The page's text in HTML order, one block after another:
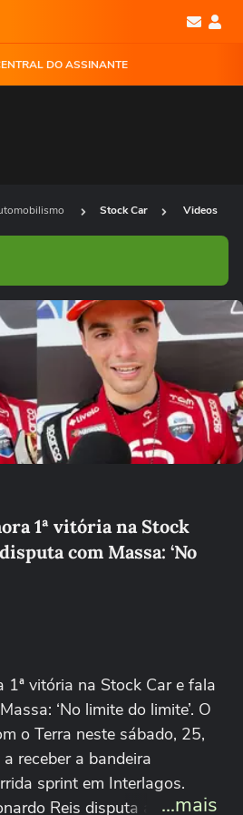
DO ASSINANTE
Stock Car Videos
reproduzir o vídeo
novamente
1ª vitória na Stock
com Massa: ‘No
1ª vitória na Stock Car e fala
‘No limite do limite’. O
o Terra neste sábado, 25,
receber a bandeira
sprint em Interlagos.
Reis disputa a
...mais